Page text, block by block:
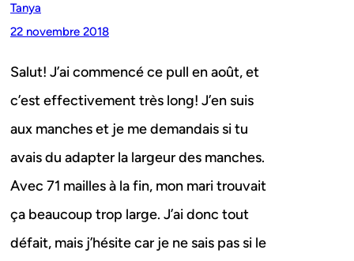
Tanya
22 novembre 2018
Salut! J’ai commencé ce pull en août, et
c’est effectivement très long! J’en suis
aux manches et je me demandais si tu
avais du adapter la largeur des manches.
Avec 71 mailles à la fin, mon mari trouvait
ça beaucoup trop large. J’ai donc tout
défait, mais j’hésite car je ne sais pas si le